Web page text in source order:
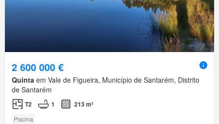
2 600 000 €
Quinta em Vale de Figueira, Município de Santarém, Distrito
de Santarém
T2 1 213 m²
Piscina